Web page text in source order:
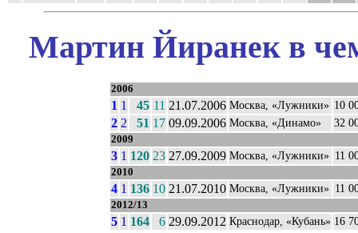
Мартин Йиранек в
2006
1 1 45 11 21.07.2006 Москва, «Лужники» 10
2 2 51 17 09.09.2006 Москва, «Динамо» 32
2009
3 1 120 23 27.09.2009 Москва, «Лужники» 11
2010
4 1 136 10 21.07.2010 Москва, «Лужники» 11
2012/13
5 1 164 6 29.09.2012 Краснодар, «Кубань» 16